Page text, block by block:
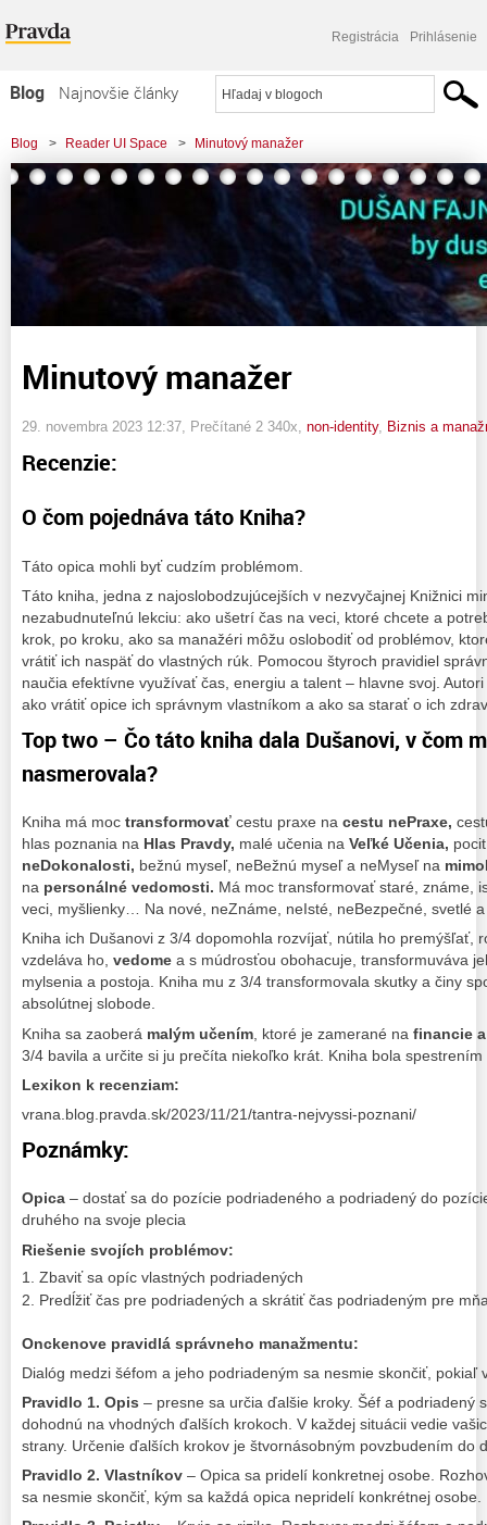
Registrácia Prihlásenie
Blog
Najnovšie články
Najčítanejšie články
Najkomentovanejšie články
Komerčné blogy
Blog > Reader UI Space > Minutový manažer
Minutový manažer
29. novembra 2023 12:37 , Prečítané 2 340x, non-identity, Biznis a
Recenzie:
O čom pojednáva táto Kniha?
Táto opica mohli byť cudzím problémom.
Táto kniha, jedna z najoslobodzujúcejších v nezvyčajnej Knižnici
nezabudnuteľnú lekciu: ako ušetrí čas na veci, ktoré chcete a
krok, po kroku, ako sa manažéri môžu oslobodiť od problémov,
vrátiť ich naspäť do vlastných rúk. Pomocou štyroch pravidiel
naučia efektívne využívať čas, energiu a talent – hlavne svoj.
ako vrátiť opice ich správnym vlastníkom a ako sa starať o ich
Top two – Čo táto kniha dala Dušanovi, v čom
nasmerovala?
Kniha má moc transformovať cestu praxe na cestu nePraxe,
hlas poznania na Hlas Pravdy, malé učenia na Veľké Učenia,
neDokonalosti, bežnú myseľ, neBežnú myseľ a neMyseľ na
na personálné vedomosti. Má moc transformovať staré, známe,
veci, myšlienky… Na nové, neZnáme, neIsté, neBezpečné, svetlé
Kniha ich Dušanovi z 3/4 dopomohla rozvíjať, nútila ho premýšľať,
vzdeláva ho, vedome a s múdrosťou obohacuje, transformuváva
mylsenia a postoja. Kniha mu z 3/4 transformovala skutky a činy
absolútnej slobode.
Kniha sa zaoberá malým učením , ktoré je zamerané na financie
3/4 bavila a určite si ju prečíta niekoľko krát. Kniha bola spestrením
Lexikon k recenziam:
vrana.blog.pravda.sk/2023/11/21/tantra-nejvyssi-poznani/
Poznámky:
Opica – dostať sa do pozície podriadeného a podriadený do
druhého na svoje plecia
Riešenie svojích problémov:
Zbaviť sa opíc vlastných podriadených
Predĺžiť čas pre podriadených a skrátiť čas podriadeným pre
Onckenove pravidlá správneho manažmentu:
Dialóg medzi šéfom a jeho podriadeným sa nesmie skončiť, pokiaľ
Pravidlo 1. Opis – presne sa určia ďalšie kroky. Šéf a podriadený
dohodnú na vhodných ďalších krokoch. V každej situácii vedie
strany. Určenie ďalších krokov je štvornásobným povzbudením do
Pravidlo 2. Vlastníkov – Opica sa pridelí konkretnej osobe.
sa nesmie skončiť, kým sa každá opica nepridelí konkrétnej osobe.